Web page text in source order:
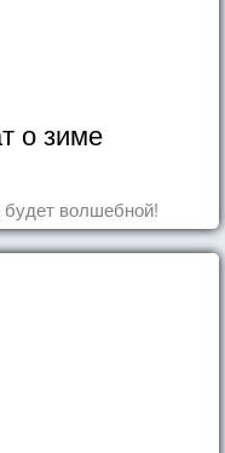
о зиме
будет волшебной!